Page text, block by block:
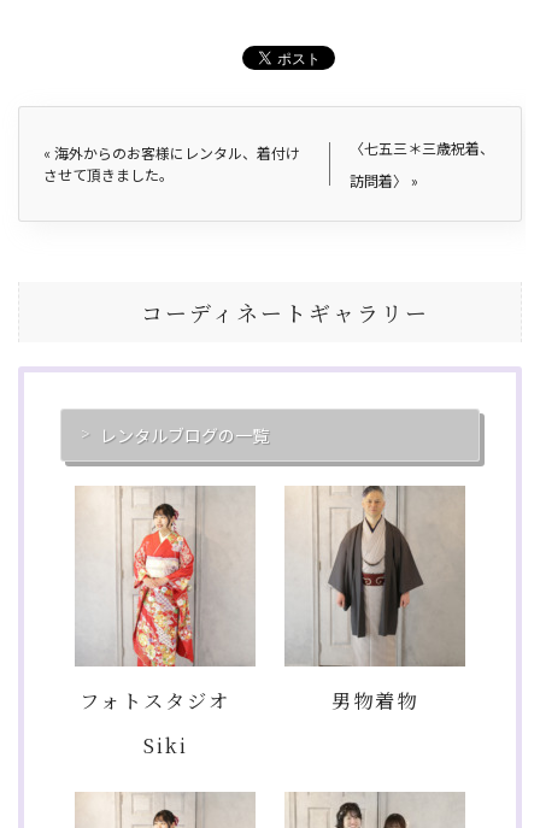
« 海外からのお客様にレンタル、着付け
させて頂きました。
〈七五三＊三歳祝着、
訪問着〉»
コーディネートギャラリー
レンタルブログの一覧
フォトスタジオ
Siki
男物着物